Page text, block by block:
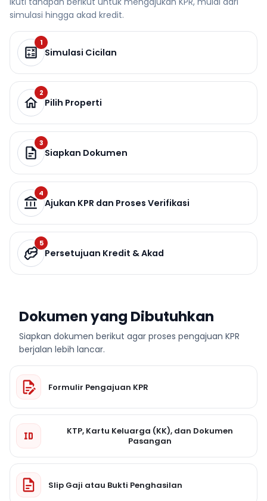
simulasi hingga akad kredit.
1
Simulasi Cicilan
2
Pilih Properti
3
Siapkan Dokumen
4
Ajukan KPR dan Proses Verifikasi
5
Persetujuan Kredit & Akad
Dokumen yang Dibutuhkan
Siapkan dokumen berikut agar proses pengajuan KPR
berjalan lebih lancar.
Formulir Pengajuan KPR
KTP, Kartu Keluarga (KK), dan Dokumen
Pasangan
Slip Gaji atau Bukti Penghasilan